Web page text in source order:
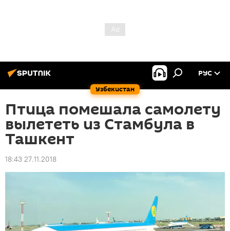
Узбекистан
РУС
Птица помешала самолету
вылететь из Стамбула в
Ташкент
18:43 27.11.2018